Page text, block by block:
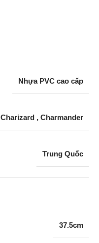
Nhựa PVC cao cấp
Charizard , Charmander
Trung Quốc
37.5cm